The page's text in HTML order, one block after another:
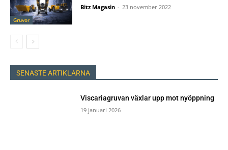
Gruvor
Bitz Magasin - 23 november 2022
SENASTE ARTIKLARNA
Viscariagruvan växlar upp mot nyöppning
19 januari 2026